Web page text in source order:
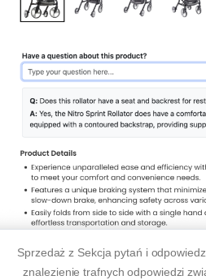
Sprzedaż z Sekcja pytań i
znalezienie trafnych odpowiedzi